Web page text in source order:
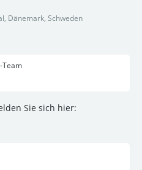
Dänemark, Schweden
Team
Sie sich hier: